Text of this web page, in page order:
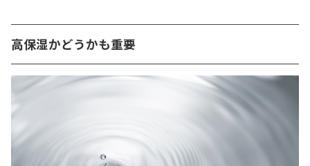
高保湿かどうかも重要